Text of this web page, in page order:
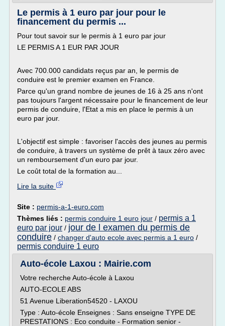
Le permis à 1 euro par jour pour le
financement du permis ...
Pour tout savoir sur le permis à 1 euro par jour
LE PERMIS A 1 EUR PAR JOUR
Avec 700.000 candidats reçus par an, le permis de
conduire est le premier examen en France.
Parce qu'un grand nombre de jeunes de 16 à 25 ans n'ont
pas toujours l'argent nécessaire pour le financement de leur
permis de conduire, l'Etat a mis en place le permis à un
euro par jour.
L'objectif est simple : favoriser l'accès des jeunes au permis
de conduire, à travers un système de prêt à taux zéro avec
un remboursement d'un euro par jour.
Le coût total de la formation au...
Lire la suite
Site : permis-a-1-euro.com
Thèmes liés : permis conduire 1 euro jour / permis a 1
euro par jour / jour de l examen du permis de
conduire / changer d'auto ecole avec permis a 1 euro /
permis conduire 1 euro
Auto-école Laxou : Mairie.com
Votre recherche Auto-école à Laxou
AUTO-ECOLE ABS
51 Avenue Liberation54520 - LAXOU
Type : Auto-école Enseignes : Sans enseigne TYPE DE
PRESTATIONS : Eco conduite - Formation senior -